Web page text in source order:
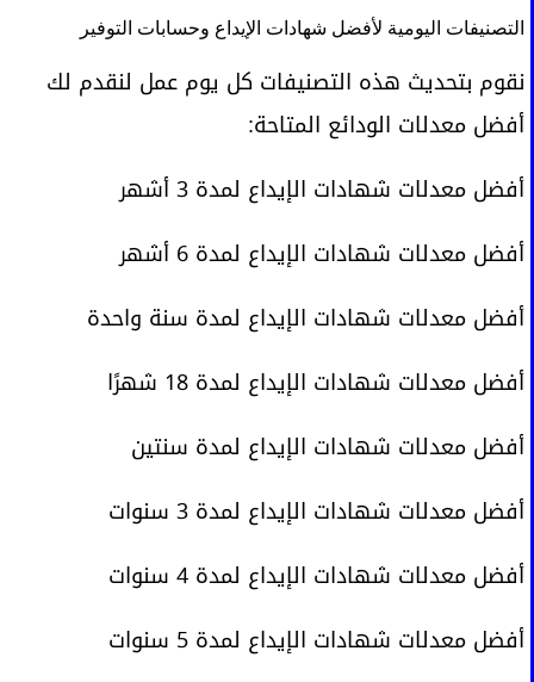
التصنيفات اليومية لأفضل شهادات الإيداع وحسابات التوفير
نقوم بتحديث هذه التصنيفات كل يوم عمل لنقدم لك
أفضل معدلات الودائع المتاحة:
أفضل معدلات شهادات الإيداع لمدة 3 أشهر
أفضل معدلات شهادات الإيداع لمدة 6 أشهر
أفضل معدلات شهادات الإيداع لمدة سنة واحدة
أفضل معدلات شهادات الإيداع لمدة 18 شهرًا
أفضل معدلات شهادات الإيداع لمدة سنتين
أفضل معدلات شهادات الإيداع لمدة 3 سنوات
أفضل معدلات شهادات الإيداع لمدة 4 سنوات
أفضل معدلات شهادات الإيداع لمدة 5 سنوات